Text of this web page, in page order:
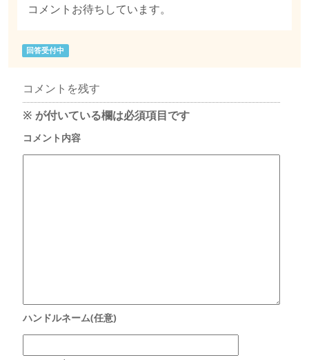
コメントお待ちしています。
回答受付中
コメントを残す
※ が付いている欄は必須項目です